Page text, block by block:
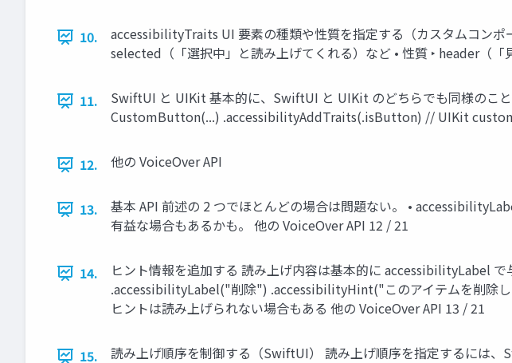
10.
accessibilityTraits UI 要素の種類や性質を指定する（カスタムコンポ
selected（「選択中」と読み上げてくれる）など • 性質 ‣ header（
11.
SwiftUI と UIKit 基本的に、SwiftUI と UIKit のどちらでも同様のこ
CustomButton(...) .accessibilityAddTraits(.isButton) // UIKit
12. 他の VoiceOver API
13.
基本 API 前述の 2 つでほとんどの場合は問題ない。 •
有益な場合もあるかも。 他の VoiceOver API 12 / 21
14.
ヒント情報を追加する 読み上げ内容は基本的に accessibilityLabel
.accessibilityLabel("削除") .accessibilityHint("このアイテムを削除し
ヒントは読み上げられない場合もある 他の VoiceOver API 13 / 21
15.
読み上げ順序を制御する（SwiftUI） 読み上げ順序を指定するに